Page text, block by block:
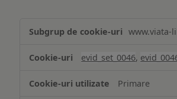
www.viata-
evid_set_0046,
Primare